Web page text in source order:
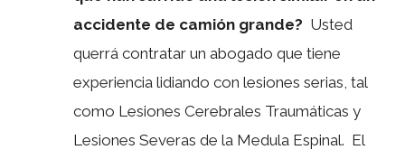
accidente de camión grande? Usted
querrá contratar un abogado que tiene
experiencia lidiando con lesiones serias, tal
como Lesiones Cerebrales Traumáticas y
Lesiones Severas de la Medula Espinal. El